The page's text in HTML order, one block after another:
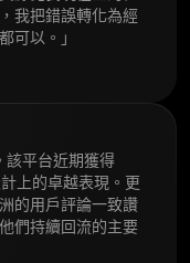
該平台近期獲得
上的卓越表現。更
的用戶評論一致讚
們持續回流的主要
我把錯誤轉化為經
可以。」